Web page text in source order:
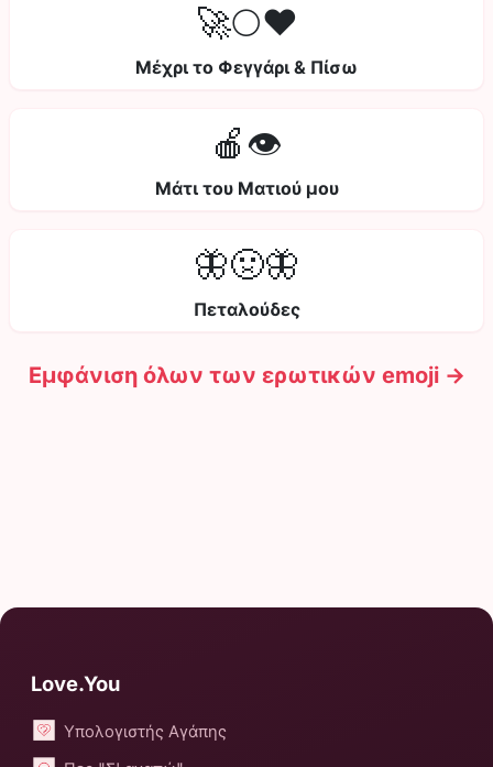
🚀🌕❤️
Μέχρι το Φεγγάρι & Πίσω
🍎👁️
Μάτι του Ματιού μου
🦋🤢🦋
Πεταλούδες
Εμφάνιση όλων των ερωτικών emoji →
Love.You
Υπολογιστής Αγάπης